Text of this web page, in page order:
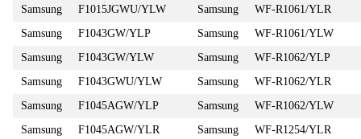
Samsung
F1015JGWU/YLW Samsung
WF-R1061/YLR
Samsung
F1043GW/YLP Samsung
WF-R1061/YLW
Samsung
F1043GW/YLW Samsung
WF-R1062/YLP
Samsung
F1043GWU/YLW Samsung
WF-R1062/YLR
Samsung
F1045AGW/YLP Samsung
WF-R1062/YLW
Samsung
F1045AGW/YLR Samsung
WF-R1254/YLR